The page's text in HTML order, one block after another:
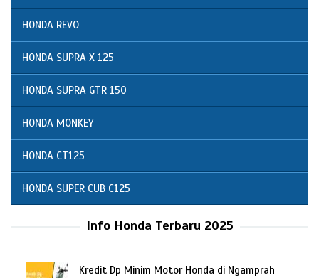
HONDA REVO
HONDA SUPRA X 125
HONDA SUPRA GTR 150
HONDA MONKEY
HONDA CT125
HONDA SUPER CUB C125
Info Honda Terbaru 2025
Kredit Dp Minim Motor Honda di Ngamprah